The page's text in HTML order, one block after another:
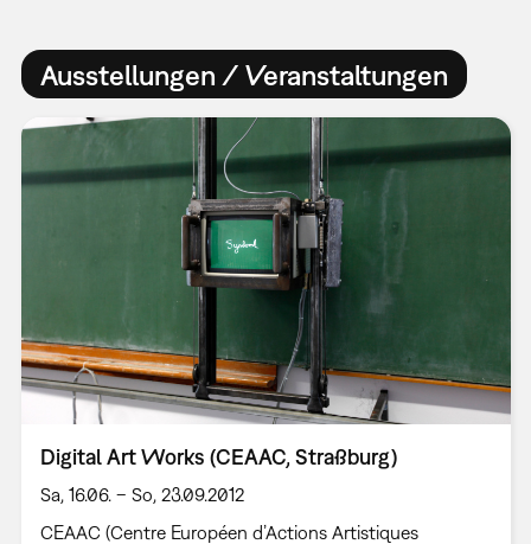
Ausstellungen / Veranstaltungen
Digital Art Works (CEAAC, Straßburg)
Sa, 16.06. – So, 23.09.2012
CEAAC (Centre Européen d’Actions Artistiques